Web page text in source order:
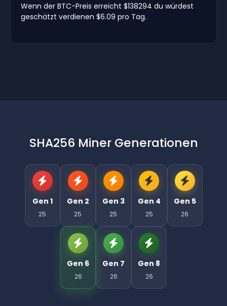
Wenn der BTC-Preis erreicht $138294 du würdest
geschätzt verdienen $6.09 pro Tag.
SHA256 Miner Generationen
Gen 1
25
Gen 2
25
Gen 3
25
Gen 4
25
Gen 5
26
Gen 6
26
Gen 7
26
Gen 8
26